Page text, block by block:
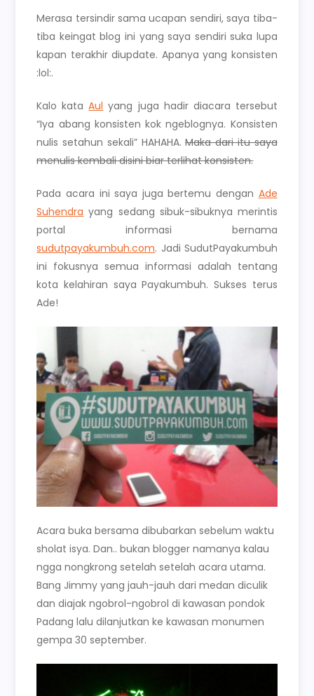
Merasa tersindir sama ucapan sendiri, saya tiba-
tiba keingat blog ini yang saya sendiri suka lupa
kapan terakhir diupdate. Apanya yang konsisten
:lol:.
Kalo kataAul yang juga hadir diacara tersebut
“Iya abang konsisten kok ngeblognya. Konsisten
nulis setahun sekali” HAHAHA.Maka dari itu saya
menulis kembali disini biar terlihat konsisten.
Pada acara ini saya juga bertemu dengan Ade
Suhendra yang sedang sibuk-sibuknya merintis
portal informasi bernama
sudutpayakumbuh.com. Jadi SudutPayakumbuh
ini fokusnya semua informasi adalah tentang
kota kelahiran saya Payakumbuh. Sukses terus
Ade!
Acara buka bersama dibubarkan sebelum waktu
sholat isya. Dan.. bukan blogger namanya kalau
ngga nongkrong setelah setelah acara utama.
Bang Jimmy yang jauh-jauh dari medan diculik
dan diajak ngobrol-ngobrol di kawasan pondok
Padang lalu dilanjutkan ke kawasan monumen
gempa 30 september.